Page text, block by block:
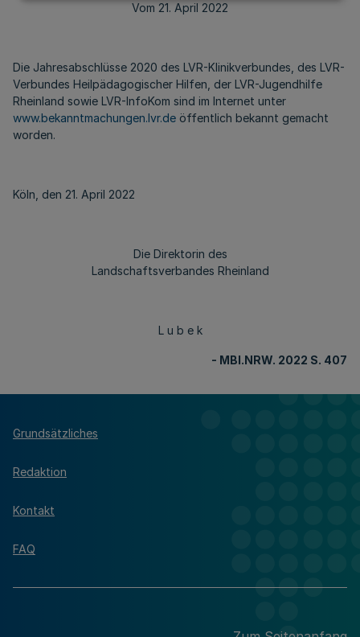
Vom 21. April 2022
Die Jahresabschlüsse 2020 des LVR-Klinikverbundes, des LVR-
Verbundes Heilpädagogischer Hilfen, der LVR-Jugendhilfe
Rheinland sowie LVR-InfoKom sind im Internet unter
www.bekanntmachungen.lvr.de öffentlich bekannt gemacht
worden.
Köln, den 21. April 2022
Die Direktorin des
Landschaftsverbandes Rheinland
L u b e k
- MBl.NRW. 2022 S. 407
Grundsätzliches
Redaktion
Kontakt
FAQ